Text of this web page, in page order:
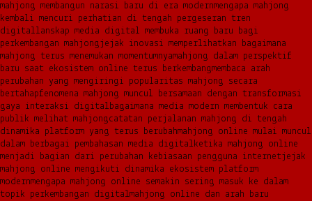
mahjong membangun narasi baru di era modernmengapa mahjong
kembali mencuri perhatian di tengah pergeseran tren
digitallanskap media digital membuka ruang baru bagi
perkembangan mahjongjejak inovasi memperlihatkan bagaimana
mahjong terus menemukan momentumnyamahjong dalam perspektif
baru saat ekosistem online terus berkembangmembaca arah
perubahan yang mengiringi popularitas mahjong secara
bertahapfenomena mahjong muncul bersamaan dengan transformasi
gaya interaksi digitalbagaimana media modern membentuk cara
publik melihat mahjongcatatan perjalanan mahjong di tengah
dinamika platform yang terus berubahmahjong online mulai muncul
dalam berbagai pembahasan media digitalketika mahjong online
menjadi bagian dari perubahan kebiasaan pengguna internetjejak
mahjong online mengikuti dinamika ekosistem platform
modernmengapa mahjong online semakin sering masuk ke dalam
topik perkembangan digitalmahjong online dan arah baru